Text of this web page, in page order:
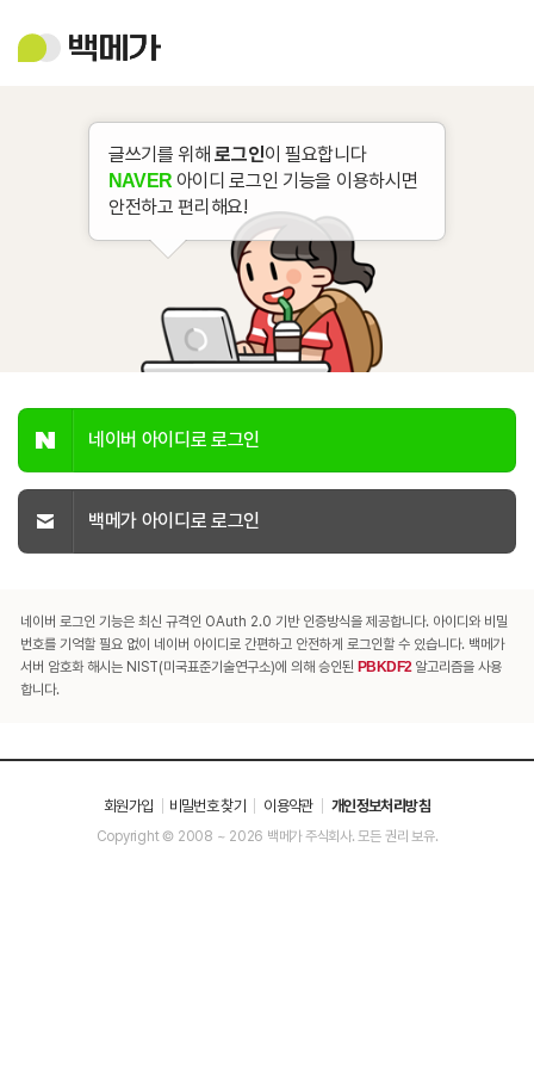
백
메
글쓰기를 위해로그인이 필요합니다
NAVER 아이디 로그인 기능을 이용하시면
안전하고 편리해요!
네이버 아이디로 로그인
백메가 아이디로 로그인
네이버 로그인 기능은 최신 규격인 OAuth 2.0 기반 인증방식을 제공합니다. 아이디와 비밀
번호를 기억할 필요 없이 네이버 아이디로 간편하고 안전하게 로그인할 수 있습니다. 백메가
서버 암호화 해시는 NIST(미국표준기술연구소)에 의해 승인된 PBKDF2알고리즘을 사용
합니다.
회원가입 비밀번호 찾기 이용약관 개인정보처리방침
Copyright © 2008 ~ 2026 백메가 주식회사. 모든 권리 보유.